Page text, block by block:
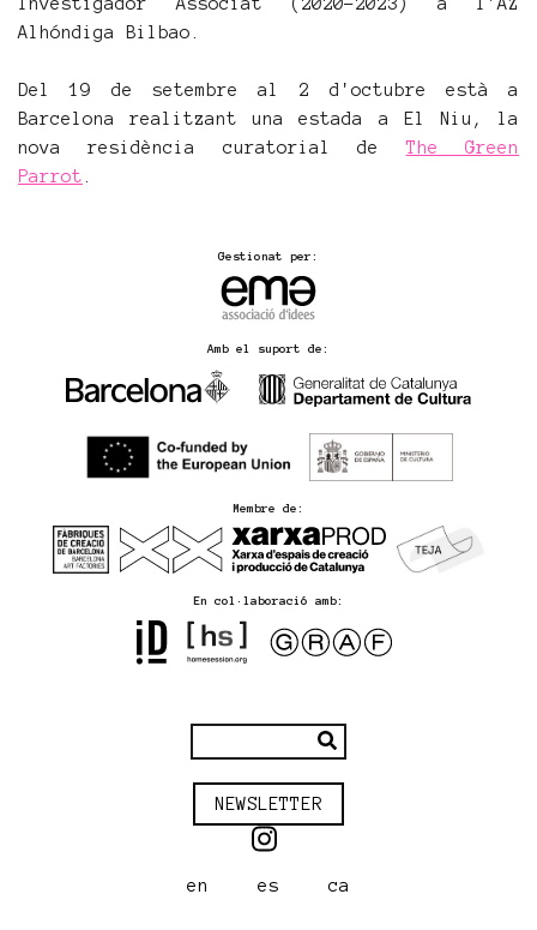
Alhóndiga Bilbao.
Del 19 de setembre al 2 d'octubre està a
Barcelona realitzant una estada a El Niu, la
nova residència curatorial de The Green
Parrot
Gestionat per:
Amb el suport de:
Membre de:
En col·laboració amb:
NEWSLETTER
en es ca